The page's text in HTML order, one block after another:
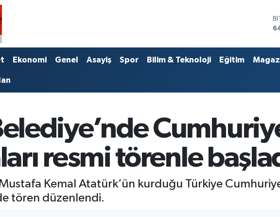
Ekonomi Genel Asayiş Spor Bilim & Teknoloji Eğitim
resmi törenle
Kemal Atatürk’ün kurduğu Türkiye
tören düzenlendi.